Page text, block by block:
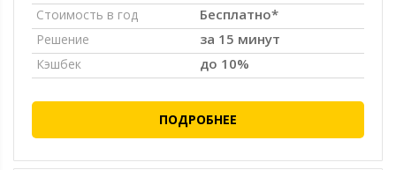
Стоимость в год Бесплатно*
Решение за 15 минут
Кэшбек до 10%
ПОДРОБНЕЕ